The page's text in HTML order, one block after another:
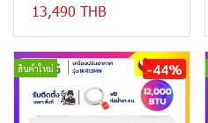
13,490 THB
สินค้าใหม่ -44%